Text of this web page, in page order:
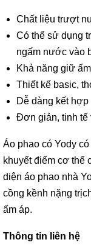
Chất liệu trượt
Có thể sử dụng
ngấm nước vào
Khả năng giữ
Thiết kế basic,
Dễ dàng kết
Đơn giản, tinh tế
Áo phao có Yody
khuyết điểm cơ thể
diện áo phao nhà
cồng kềnh nặng
ấm áp.
Thông tin liên hệ